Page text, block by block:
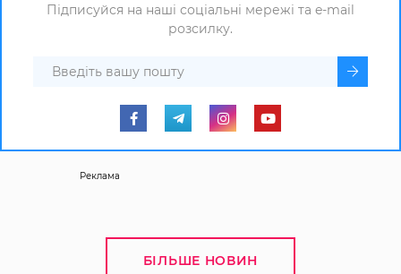
Підписуйся на наші соціальні мережі та e-mail
розсилку.
Реклама
БІЛЬШЕ НОВИН